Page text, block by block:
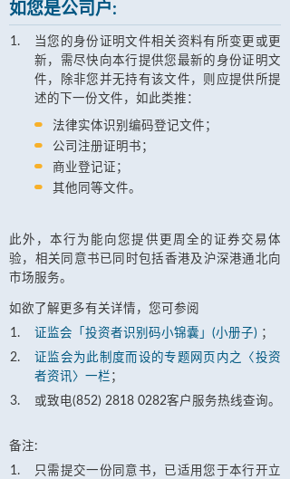
如您是公司户:
当您的身份证明文件相关资料有所变更或更
新，需尽快向本行提供您最新的身份证明文
件，除非您并无持有该文件，则应提供所提
述的下一份文件，如此类推：
法律实体识别编码登记文件；
公司注册证明书；
商业登记证；
其他同等文件。
此外，本行为能向您提供更周全的证券交易体
验，相关同意书已同时包括香港及沪深港通北向
市场服务。
如欲了解更多有关详情，您可参阅
证监会「投资者识别码小锦囊」(小册子) ；
证监会为此制度而设的专题网页内之〈投资
者资讯〉一栏 ；
或致电(852) 2818 0282客户服务热线查询。
备注:
只需提交一份同意书，已适用您于本行开立